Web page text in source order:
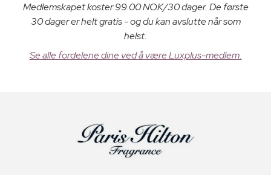
Medlemskapet koster 99.00 NOK/30 dager. De første
30 dager er helt gratis - og du kan avslutte når som
helst.
Se alle fordelene dine ved å være Luxplus-medlem.